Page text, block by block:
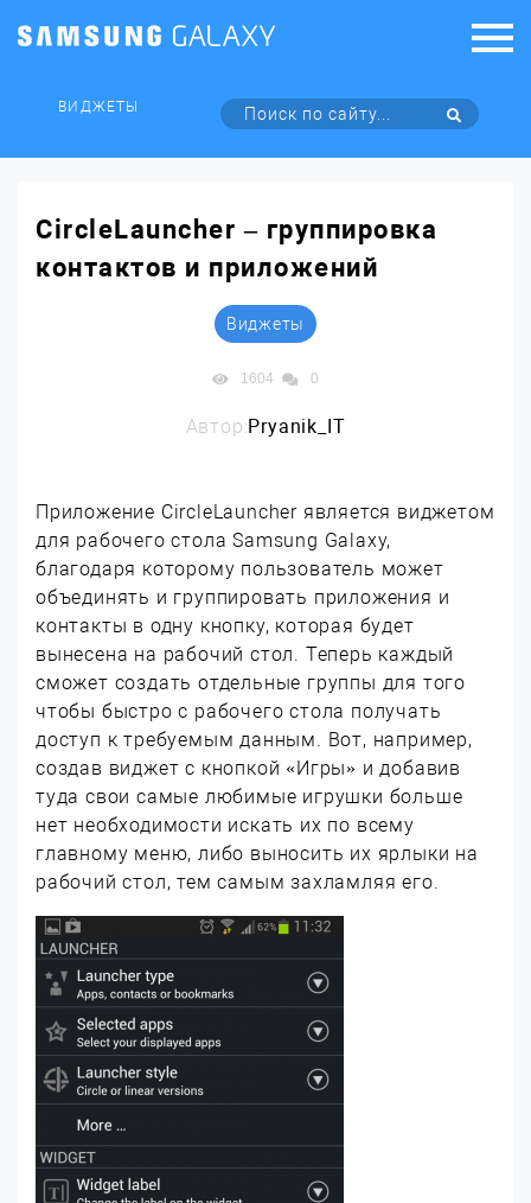
ВИДЖЕТЫ
CircleLauncher – группировка
контактов и приложений
Виджеты
1604 0
Автор:Pryanik_IT
Приложение CircleLauncher является виджетом
для рабочего стола Samsung Galaxy,
благодаря которому пользователь может
объединять и группировать приложения и
контакты в одну кнопку, которая будет
вынесена на рабочий стол. Теперь каждый
сможет создать отдельные группы для того
чтобы быстро с рабочего стола получать
доступ к требуемым данным. Вот, например,
создав виджет с кнопкой «Игры» и добавив
туда свои самые любимые игрушки больше
нет необходимости искать их по всему
главному меню, либо выносить их ярлыки на
рабочий стол, тем самым захламляя его.